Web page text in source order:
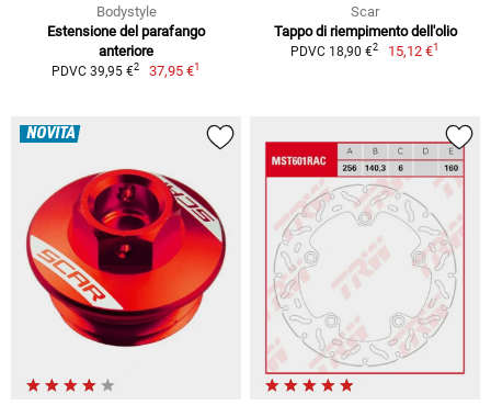
Bodystyle
Estensione del parafango
anteriore
PDVC 39,95 €2 37,95 €1
Scar
Tappo di riempimento dell'olio
PDVC 18,90 €2 15,12 €1
NOVITÀ